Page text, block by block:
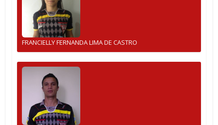
FRANCIELLY FERNANDA LIMA DE CASTRO